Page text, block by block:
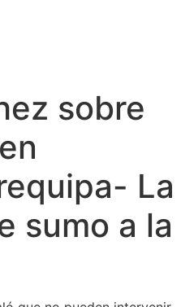
sobre
La
sumo a la